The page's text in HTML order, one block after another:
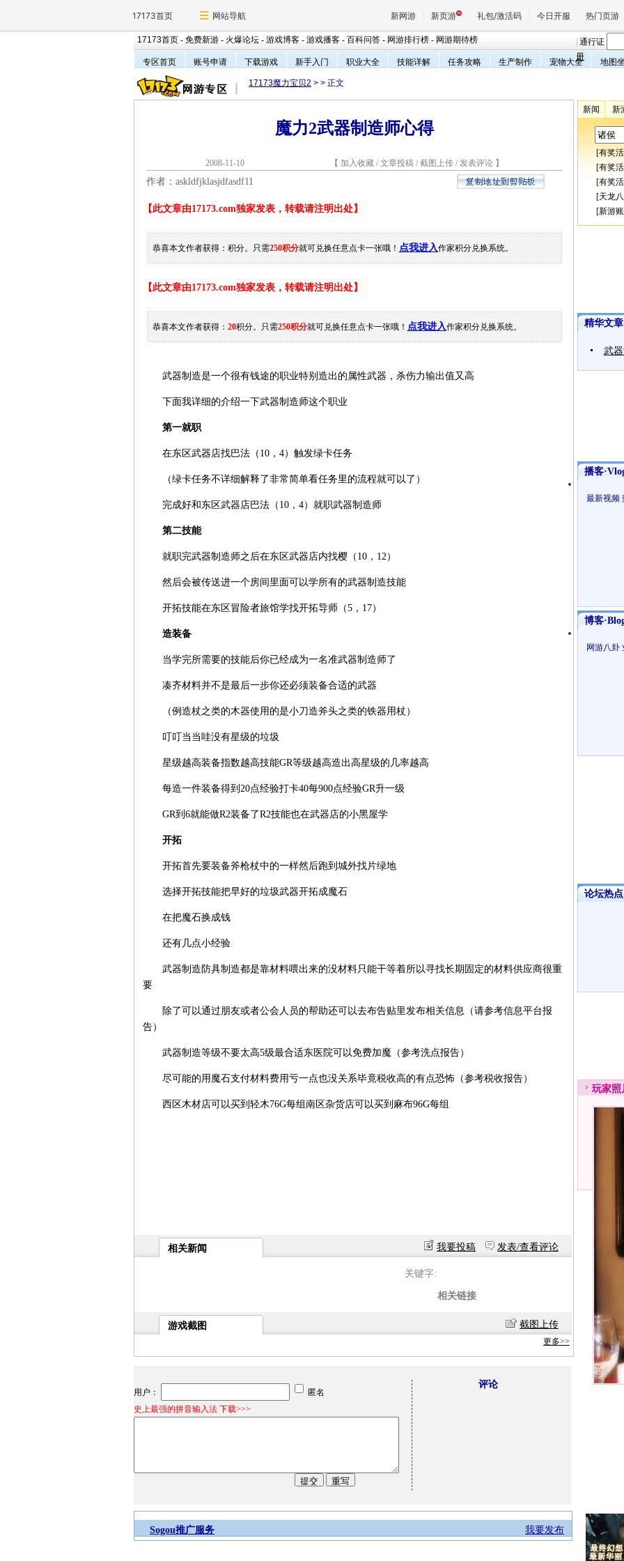
17173首页 网站导航 新网游 新页游 礼包/激活码 今日开服 热门页游
天堂
王权与
17173首页 - 免费新游 - 火爆论坛 - 游戏博客 - 游戏播客 - 百科问答 - 网游排行榜 - 网游期待榜
通行证
册
专区首页 账号申请 下载游戏 新手入门 职业大全 技能详解 任务攻略 生产制作 宠物大全 地图
17173魔力宝贝2 > > 正文
魔力2武器制造师心得
2008-11-10 【 加入收藏 / 文章投稿 / 截图上传 / 发表评论 】
作者：askldfjklasjdfasdf11
【此文章由17173.com独家发表，转载请注明出处】
恭喜本文作者获得： 积分。只需250积分就可兑换任意点卡一张哦！ 点我进入作家积分兑换系统。
【此文章由17173.com独家发表，转载请注明出处】
恭喜本文作者获得： 20积分。只需250积分就可兑换任意点卡一张哦！ 点我进入作家积分兑换系统。
武器制造是一个很有钱途的职业特别造出的属性武器，杀伤力输出值又高
下面我详细的介绍一下武器制造师这个职业
第一就职
在东区武器店找巴法（10，4）触发绿卡任务
（绿卡任务不详细解释了非常简单看任务里的流程就可以了）
完成好和东区武器店巴法（10，4）就职武器制造师
第二技能
就职完武器制造师之后在东区武器店内找樱（10，12）
然后会被传送进一个房间里面可以学所有的武器制造技能
开拓技能在东区冒险者旅馆学找开拓导师（5，17）
造装备
当学完所需要的技能后你已经成为一名准武器制造师了
凑齐材料并不是最后一步你还必须装备合适的武器
（例造杖之类的木器使用的是小刀造斧头之类的铁器用杖）
叮叮当当哇没有星级的垃圾
星级越高装备指数越高技能GR等级越高造出高星级的几率越高
每造一件装备得到20点经验打卡40每900点经验GR升一级
GR到6就能做R2装备了R2技能也在武器店的小黑屋学
开拓
开拓首先要装备斧枪杖中的一样然后跑到城外找片绿地
选择开拓技能把早好的垃圾武器开拓成魔石
在把魔石换成钱
还有几点小经验
武器制造防具制造都是靠材料喂出来的没材料只能干等着所以寻找长期固定的材料供应商很重
要
除了可以通过朋友或者公会人员的帮助还可以去布告贴里发布相关信息（请参考信息平台报
告）
武器制造等级不要太高5级最合适东医院可以免费加魔（参考洗点报告）
尽可能的用魔石支付材料费用亏一点也没关系毕竟税收高的有点恐怖（参考税收报告）
西区木材店可以买到轻木76G每组南区杂货店可以买到麻布96G每组
相关新闻 我要投稿 发表/查看评论
关键字:
相关链接
游戏截图 截图上传
更多>>
用户：
匿名
史上最强的拼音输入法 下载>>>
评论
我要发布
Sogou推广服务
新闻 新
[有奖
[有奖
[有奖
[天龙
[新游
精华文章
武
播客
最新视频
博客
网游八卦
论坛热点
玩家照